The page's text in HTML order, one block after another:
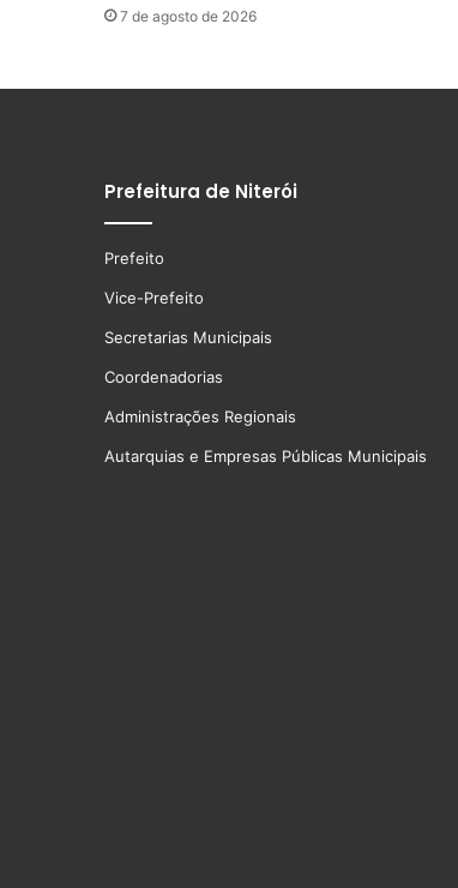
7 de agosto de 2026
Prefeitura de Niterói
Prefeito
Vice-Prefeito
Secretarias Municipais
Coordenadorias
Administrações Regionais
Autarquias e Empresas Públicas Municipais